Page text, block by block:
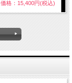
価格：15,400円(税込)